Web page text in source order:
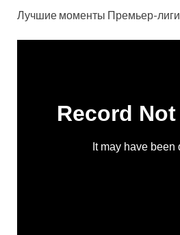
Лучшие моменты Премьер-лиги